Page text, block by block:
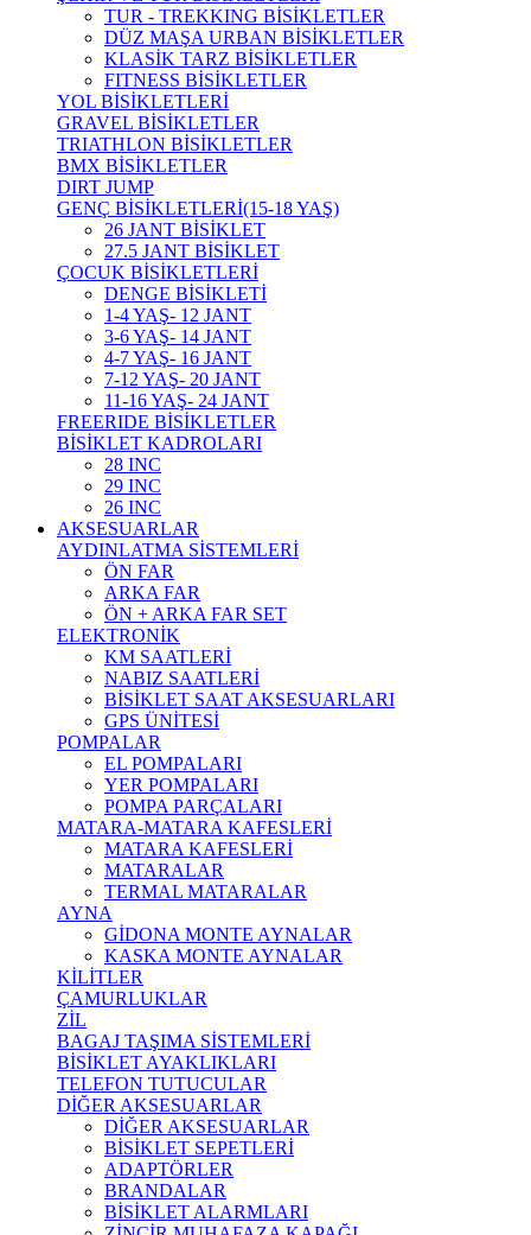
TUR - TREKKING BİSİKLETLER
DÜZ MAŞA URBAN BİSİKLETLER
KLASİK TARZ BİSİKLETLER
FITNESS BİSİKLETLER
YOL BİSİKLETLERİ
GRAVEL BİSİKLETLER
TRIATHLON BİSİKLETLER
BMX BİSİKLETLER
DIRT JUMP
GENÇ BİSİKLETLERİ(15-18 YAŞ)
26 JANT BİSİKLET
27.5 JANT BİSİKLET
ÇOCUK BİSİKLETLERİ
DENGE BİSİKLETİ
1-4 YAŞ- 12 JANT
3-6 YAŞ- 14 JANT
4-7 YAŞ- 16 JANT
7-12 YAŞ- 20 JANT
11-16 YAŞ- 24 JANT
FREERIDE BİSİKLETLER
BİSİKLET KADROLARI
28 INC
29 INC
26 INC
AKSESUARLAR
AYDINLATMA SİSTEMLERİ
ÖN FAR
ARKA FAR
ÖN + ARKA FAR SET
ELEKTRONİK
KM SAATLERİ
NABIZ SAATLERİ
BİSİKLET SAAT AKSESUARLARI
GPS ÜNİTESİ
POMPALAR
EL POMPALARI
YER POMPALARI
POMPA PARÇALARI
MATARA-MATARA KAFESLERİ
MATARA KAFESLERİ
MATARALAR
TERMAL MATARALAR
AYNA
GİDONA MONTE AYNALAR
KASKA MONTE AYNALAR
KİLİTLER
ÇAMURLUKLAR
ZİL
BAGAJ TAŞIMA SİSTEMLERİ
BİSİKLET AYAKLIKLARI
TELEFON TUTUCULAR
DİĞER AKSESUARLAR
DİĞER AKSESUARLAR
BİSİKLET SEPETLERİ
ADAPTÖRLER
BRANDALAR
BİSİKLET ALARMLARI